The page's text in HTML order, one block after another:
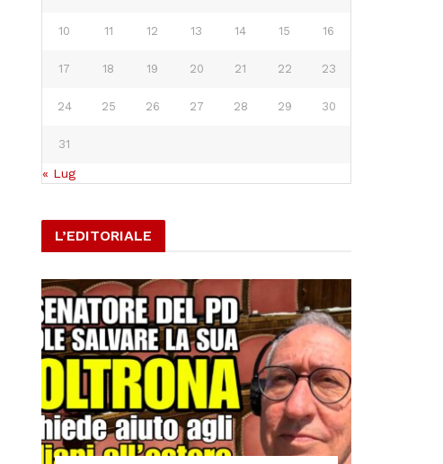
10 11 12 13 14 15 16
17 18 19 20 21 22 23
24 25 26 27 28 29 30
31
« Lug
L’EDITORIALE